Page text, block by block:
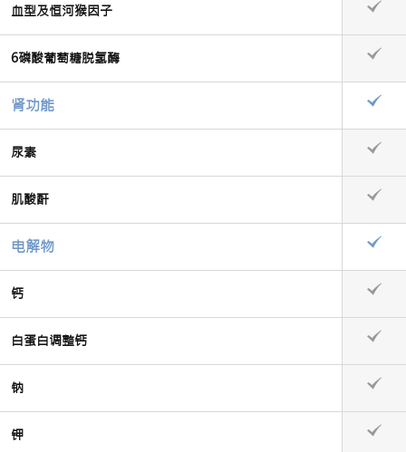
血型及恒河猴因子
6磷酸葡萄糖脱氢酶
肾功能
尿素
肌酸酐
电解物
钙
白蛋白调整钙
钠
钾